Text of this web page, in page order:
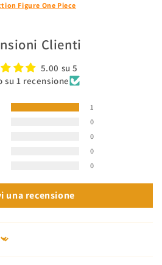
Figure One Piece
Clienti
5.00 su 5
su 1 recensione
1
0
0
0
0
una recensione